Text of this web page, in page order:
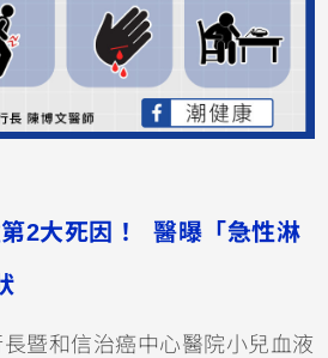
第2大死因！ 醫曝「急性淋
暨和信治癌中心醫院小兒血液